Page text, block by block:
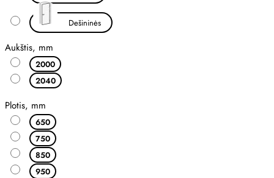
Dešininės
Aukštis, mm
2000
2040
Plotis, mm
650
750
850
950